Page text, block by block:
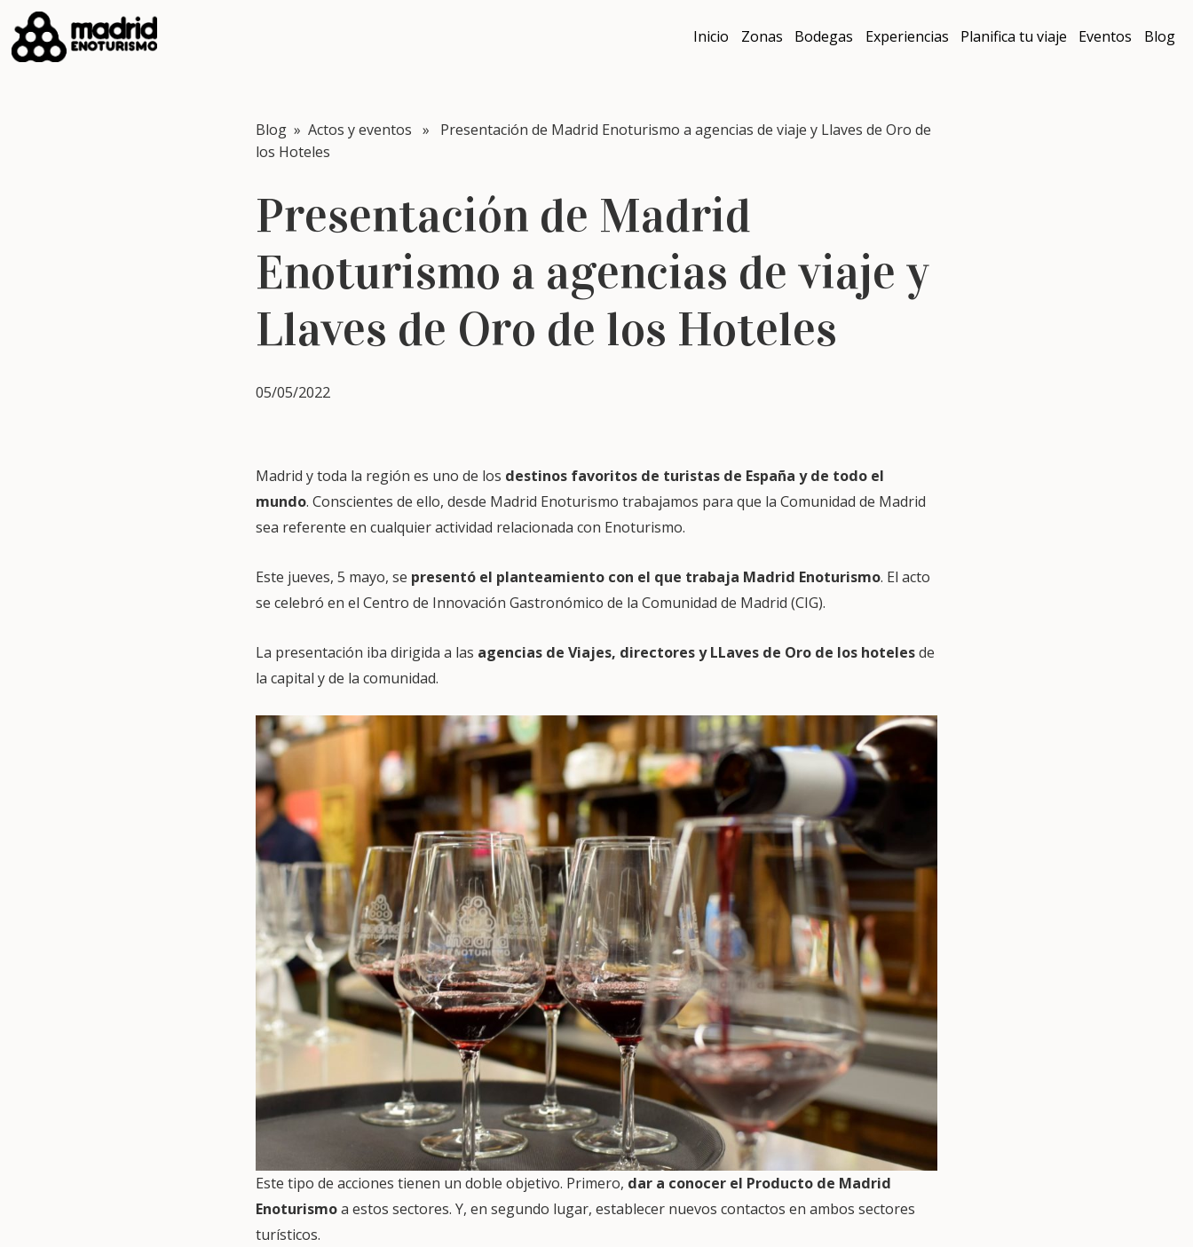
Inicio Zonas Bodegas Experiencias Planifica tu viaje Eventos Blog
Blog » Actos y eventos » Presentación de Madrid Enoturismo a agencias de viaje y Llaves de Oro de
los Hoteles
Presentación de Madrid
Enoturismo a agencias de viaje y
Llaves de Oro de los Hoteles
05/05/2022
Madrid y toda la región es uno de los destinos favoritos de turistas de España y de todo el
mundo. Conscientes de ello, desde Madrid Enoturismo trabajamos para que la Comunidad de Madrid
sea referente en cualquier actividad relacionada con Enoturismo.
Este jueves, 5 mayo, se presentó el planteamiento con el que trabaja Madrid Enoturismo. El acto
se celebró en el Centro de Innovación Gastronómico de la Comunidad de Madrid (CIG).
La presentación iba dirigida a las agencias de Viajes, directores y LLaves de Oro de los hotelesde
la capital y de la comunidad.
Este tipo de acciones tienen un doble objetivo. Primero, dar a conocer el Producto de Madrid
Enoturismoa estos sectores. Y, en segundo lugar, establecer nuevos contactos en ambos sectores
turísticos.